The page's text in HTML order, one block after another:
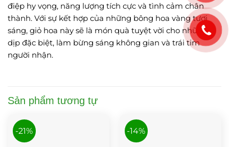
điệp hy vọng, năng lượng tích cực và tình cảm chân
thành. Với sự kết hợp của những bông hoa vàng tươi
sáng, giỏ hoa này sẽ là món quà tuyệt vời cho những
dịp đặc biệt, làm bừng sáng không gian và trái tim
người nhận.
Sản phẩm tương tự
-21% -14%